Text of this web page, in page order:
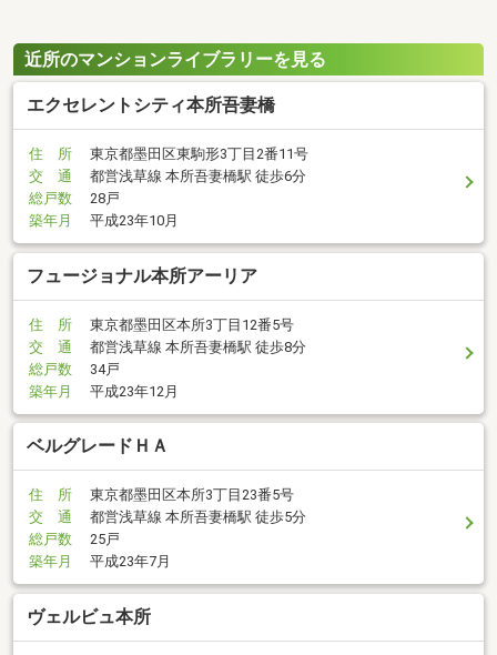
近所のマンションライブラリーを見る
エクセレントシティ本所吾妻橋
住 所
東京都墨田区東駒形3丁目2番11号
交 通
都営浅草線 本所吾妻橋駅 徒歩6分
総戸数
28戸
築年月
平成23年10月
フュージョナル本所アーリア
住 所
東京都墨田区本所3丁目12番5号
交 通
都営浅草線 本所吾妻橋駅 徒歩8分
総戸数
34戸
築年月
平成23年12月
ベルグレードＨＡ
住 所
東京都墨田区本所3丁目23番5号
交 通
都営浅草線 本所吾妻橋駅 徒歩5分
総戸数
25戸
築年月
平成23年7月
ヴェルビュ本所